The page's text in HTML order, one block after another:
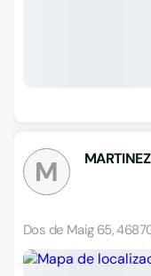
M
Dos de Maig 65,